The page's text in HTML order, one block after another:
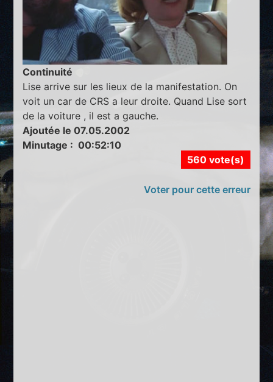
Continuité
Lise arrive sur les lieux de la manifestation. On
voit un car de CRS a leur droite. Quand Lise sort
de la voiture , il est a gauche.
Ajoutée le 07.05.2002
Minutage : 00:52:10
560 vote(s)
Voter pour cette erreur